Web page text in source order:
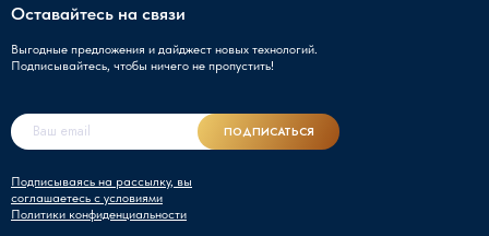
Оставайтесь на связи
Выгодные предложения и дайджест новых технологий.
Подписывайтесь, чтобы ничего не пропустить!
Подписываясь на рассылку, вы
соглашаетесь с условиями
Политики конфиденциальности
ПОДПИСАТЬСЯ